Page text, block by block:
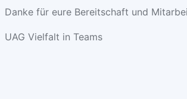
Danke für eure Bereitschaft und
UAG Vielfalt in Teams